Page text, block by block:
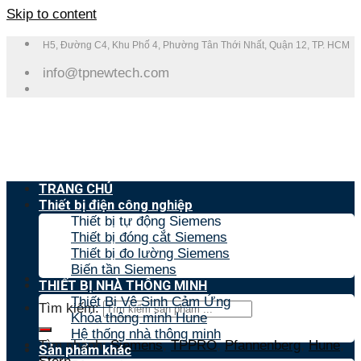
Skip to content
H5, Đường C4, Khu Phố 4, Phường Tân Thới Nhất, Quận 12, TP. HCM
info@tpnewtech.com
Tìm kiếm:
Tìm nhanh:Siemens,TPPRO,Pfannenberg,Hune,
TRANG CHỦ
Thiết bị điện công nghiệp
Thiết bị tự động Siemens
Thiết bị đóng cắt Siemens
Thiết bị đo lường Siemens
Biến tần Siemens
THIẾT BỊ NHÀ THÔNG MINH
Thiết Bị Vệ Sinh Cảm Ứng
Khóa thông minh Hune
Hệ thống nhà thông minh
Sản phẩm khác